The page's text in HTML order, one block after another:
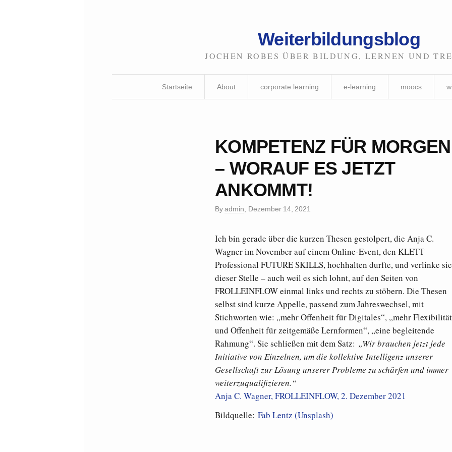
Weiterbildungsblog
JOCHEN ROBES ÜBER BILDUNG, LERNEN UND
Startseite About corporate learning e-learning moocs
KOMPETENZ FÜR MORGEN
– WORAUF ES JETZT
ANKOMMT!
Byadmin Dezember 14, 2021
Ich bin gerade über die kurzen Thesen gestolpert, die Anja C.
Wagner im November auf einem Online-Event, den KLETT
Professional FUTURE SKILLS, hochhalten durfte, und verlinke
dieser Stelle – auch weil es sich lohnt, auf den Seiten von
FROLLEINFLOW einmal links und rechts zu stöbern. Die Thesen
selbst sind kurze Appelle, passend zum Jahreswechsel, mit
Stichworten wie: „mehr Offenheit für Digitales“, „mehr Flexibilität
und Offenheit für zeitgemäße Lernformen“, „eine begleitende
Rahmung“. Sie schließen mit dem Satz: „Wir brauchen jetzt jede
Initiative von Einzelnen, um die kollektive Intelligenz unserer
Gesellschaft zur Lösung unserer Probleme zu schärfen und immer
weiterzuqualifizieren.“
Anja C. Wagner, FROLLEINFLOW, 2. Dezember 2021
Bildquelle: Fab Lentz (Unsplash)